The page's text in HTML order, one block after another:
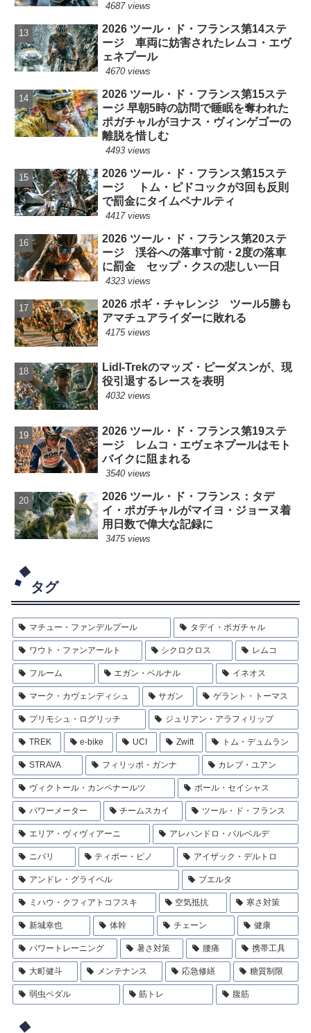
4687 views
2026 ツール・ド・フランス第14ステ
ージ 車両に妨害されたレムコ・エヴ
ェネプール
4670 views
2026 ツール・ド・フランス第15ステ
ージ 早朝5時の訪問で睡眠を奪われた
ポガチャルがヨナス・ヴィンゲゴーの
離脱を惜しむ
4493 views
2026 ツール・ド・フランス第15ステ
ージ トム・ピドコックが3回も反則
で罰金にタイムペナルティ
4417 views
2026 ツール・ド・フランス第20ステ
ージ 渓谷への落車寸前・2度の落車
に罰金 セップ・クスの悲しい一日
4323 views
2026 ポギ・チャレンジ ツール5勝も
アマチュアライダーに敗れる
4175 views
Lidl-Trekのマッズ・ピーダスンが、現
役引退するレースを表明
4032 views
2026 ツール・ド・フランス第19ステ
ージ レムコ・エヴェネプールはモト
バイクに阻まれる
3540 views
2026 ツール・ド・フランス：タデ
イ・ポガチャルがマイヨ・ジョーヌ着
用日数で偉大な記録に
3475 views
タグ
マチュー・ファンデルプール タデイ・ポガチャル
ワウト・ファンアールト シクロクロス レムコ
フルーム エガン・ベルナル イネオス
マーク・カヴェンディシュ サガン ゲラント・トーマス
プリモシュ・ログリッチ ジュリアン・アラフィリップ
TREK e-bike UCI Zwift トム・デュムラン
STRAVA フィリッポ・ガンナ カレブ・ユアン
ヴィクトール・カンペナールツ ポール・セイシャス
パワーメーター チームスカイ ツール・ド・フランス
エリア・ヴィヴィアーニ アレハンドロ・バルベルデ
ニバリ ティボー・ピノ アイザック・デルトロ
アンドレ・グライペル ブエルタ
ミハウ・クフィアトコフスキ 空気抵抗 寒さ対策
新城幸也 体幹 チェーン 健康
パワートレーニング 暑さ対策 腰痛 携帯工具
大町健斗 メンテナンス 応急修繕 糖質制限
弱虫ペダル 筋トレ 腹筋